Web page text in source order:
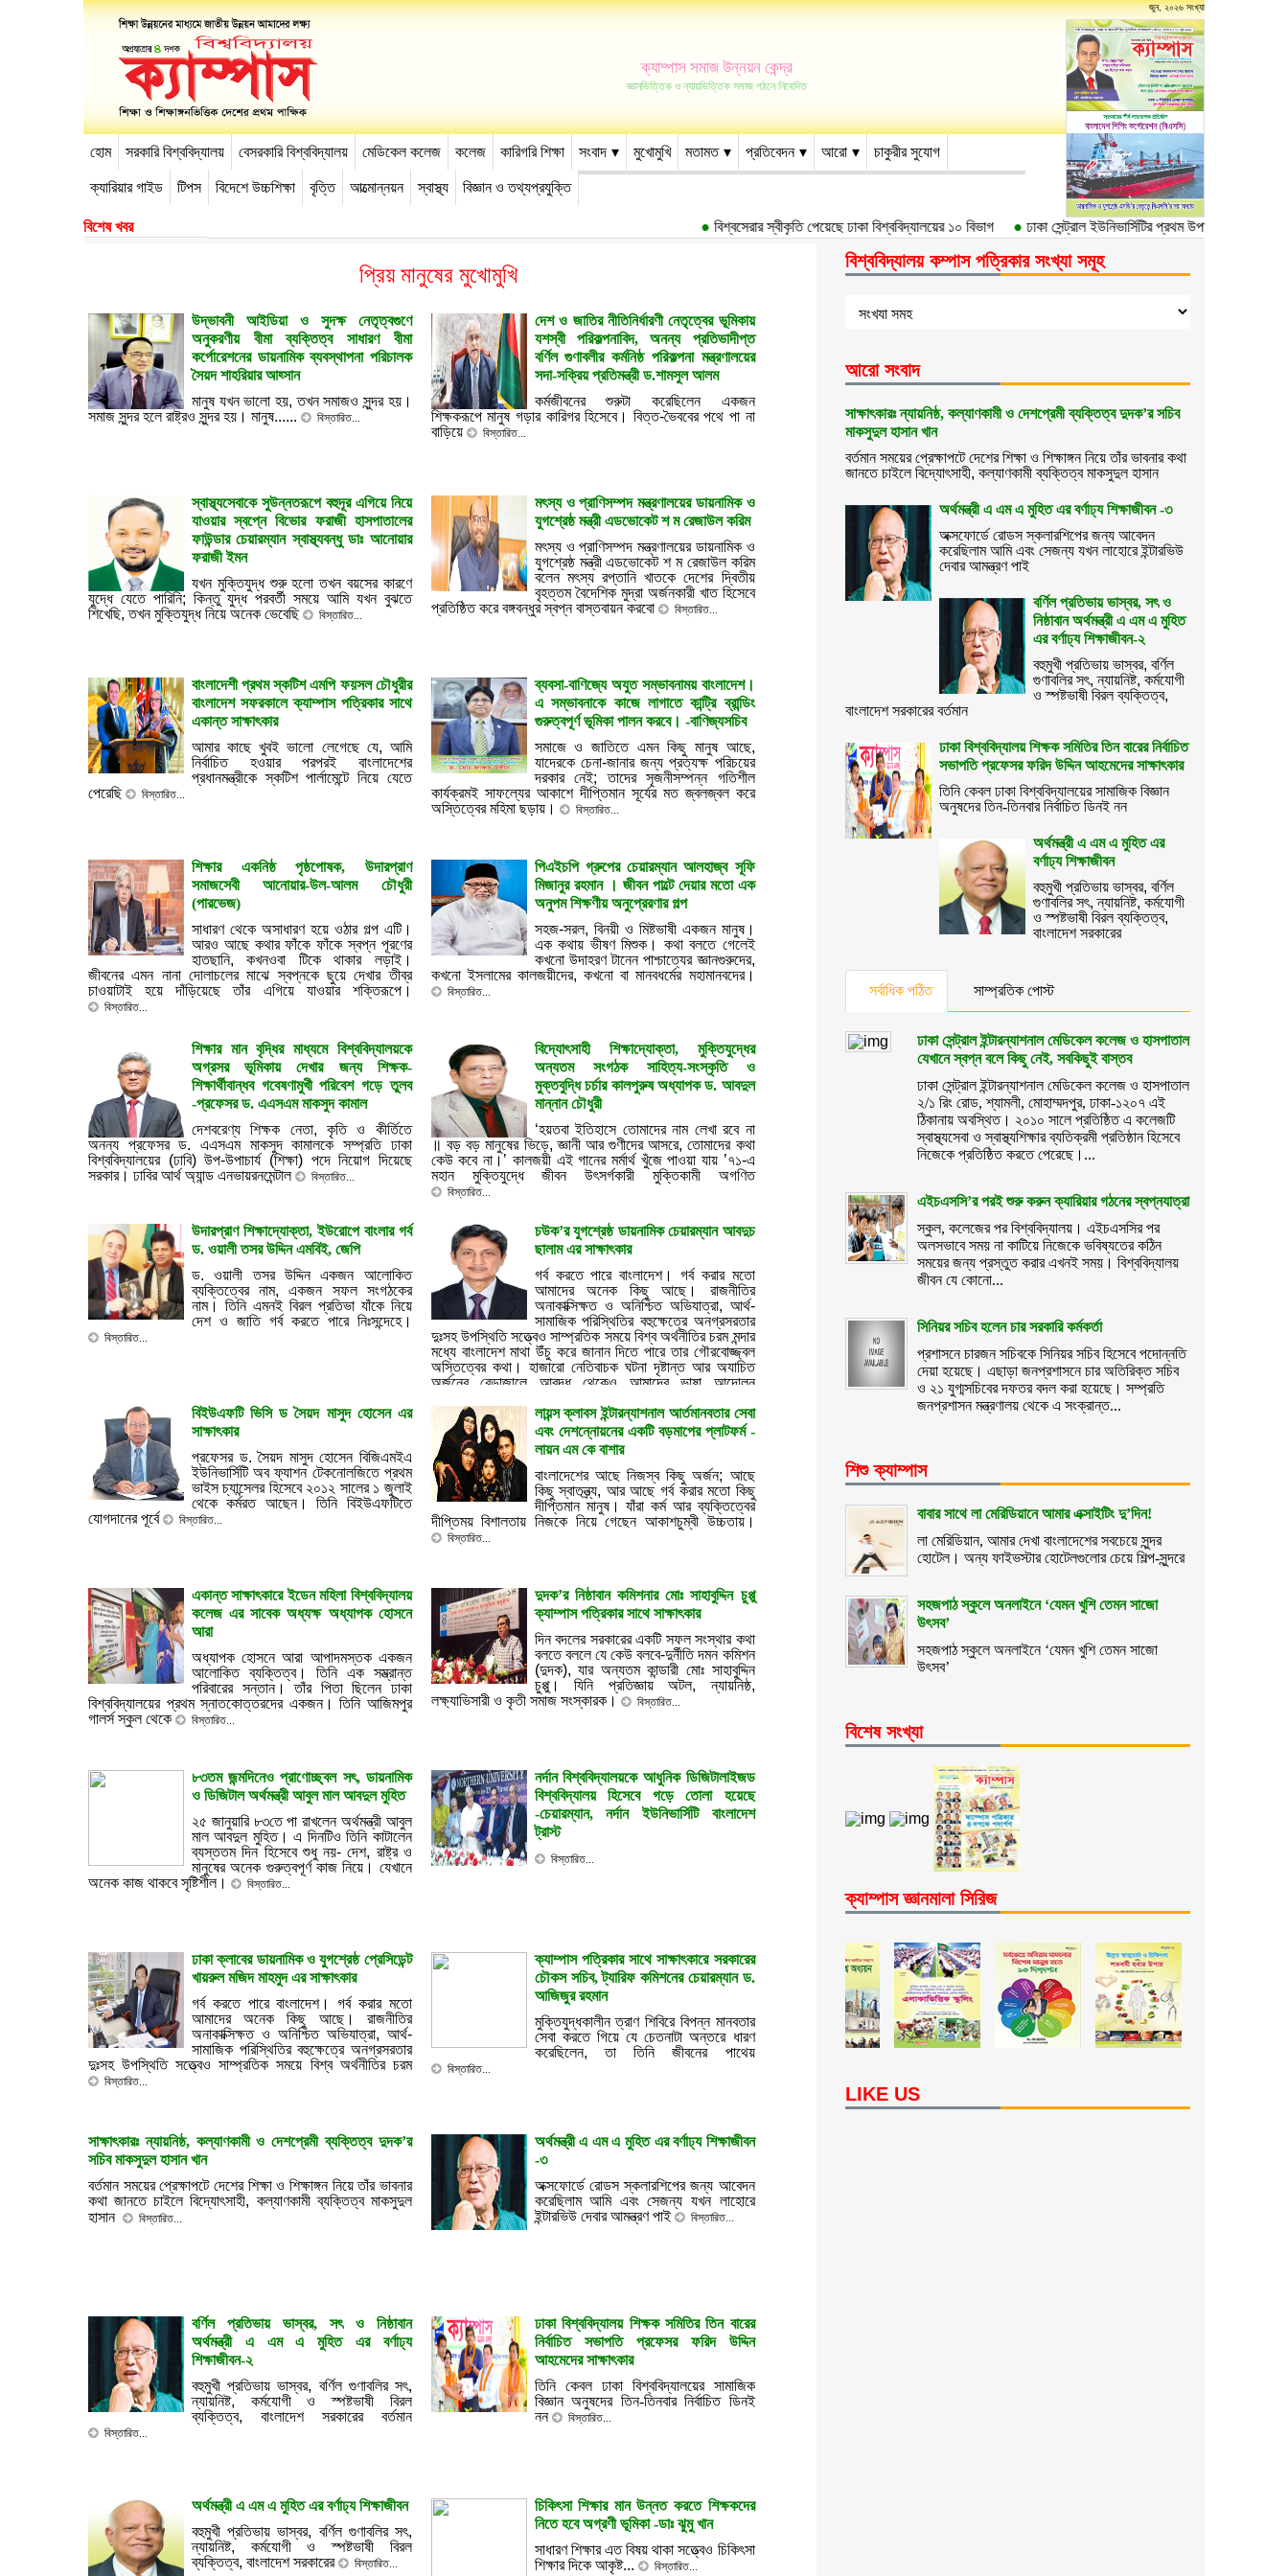
ক্যাম্পাস সমাজ উন্নয়ন কেন্দ্র
জ্ঞানভিত্তিক ও ন্যায়ভিত্তিক সমাজ গঠনে নিবেদিত
জুন, ২০২৬ সংখ্যা
হোম সরকারি বিশ্ববিদ্যালয় বেসরকারি বিশ্ববিদ্যালয় মেডিকেল কলেজ কলেজ কারিগরি শিক্ষা সংবাদ মুখোমুখি মতামত প্রতিবেদন আরো চাকুরীর সুযোগ
ক্যারিয়ার গাইড টিপস বিদেশে উচ্চশিক্ষা বৃত্তি আত্মোন্নয়ন স্বাস্থ্য বিজ্ঞান ও তথ্যপ্রযুক্তি
-->
বিশেষ খবর বিশ্বসেরার স্বীকৃতি পেয়েছে ঢাকা বিশ্ববিদ্যালয়ের ১০ বিভাগ ●ঢাকা সেন্ট্রাল ইউনিভার্সিটির প্রথম উপাচার্য ড. আবদুল হাছিব
প্রিয় মানুষের মুখোমুখি
উদ্ভাবনী আইডিয়া ও সুদক্ষ নেতৃত্বগুণে
অনুকরণীয় বীমা ব্যক্তিত্ব সাধারণ বীমা
কর্পোরেশনের ডায়নামিক ব্যবস্থাপনা পরিচালক
সৈয়দ শাহরিয়ার আহ্সান
মানুষ যখন ভালো হয়, তখন সমাজও সুন্দর হয়।
সমাজ সুন্দর হলে রাষ্ট্রও সুন্দর হয়। মানুষ......
বিস্তারিত...
দেশ ও জাতির নীতিনির্ধারণী নেতৃত্বের ভূমিকায়
যশস্বী পরিকল্পনাবিদ, অনন্য প্রতিভাদীপ্ত
বর্ণিল গুণাবলীর কর্মনিষ্ঠ পরিকল্পনা মন্ত্রণালয়ের
সদা-সক্রিয় প্রতিমন্ত্রী ড.শামসুল আলম
কর্মজীবনের শুরুটা করেছিলেন একজন
শিক্ষকরূপে মানুষ গড়ার কারিগর হিসেবে। বিত্ত-ভৈববের পথে পা না
বাড়িয়ে
বিস্তারিত...
স্বাস্থ্যসেবাকে সুউন্নতরূপে বহুদূর এগিয়ে নিয়ে
যাওয়ার স্বপ্নে বিভোর ফরাজী হাসপাতালের
ফাউন্ডার চেয়ারম্যান স্বাস্থ্যবন্ধু ডাঃ আনোয়ার
ফরাজী ইমন
যখন মুক্তিযুদ্ধ শুরু হলো তখন বয়সের কারণে
যুদ্ধে যেতে পারিনি; কিন্তু যুদ্ধ পরবর্তী সময়ে আমি যখন বুঝতে
শিখেছি, তখন মুক্তিযুদ্ধ নিয়ে অনেক ভেবেছি
বিস্তারিত...
মৎস্য ও প্রাণিসম্পদ মন্ত্রণালয়ের ডায়নামিক ও
যুগশ্রেষ্ঠ মন্ত্রী এডভোকেট শ ম রেজাউল করিম
মৎস্য ও প্রাণিসম্পদ মন্ত্রণালয়ের ডায়নামিক ও
যুগশ্রেষ্ঠ মন্ত্রী এডভোকেট শ ম রেজাউল করিম
বলেন মৎস্য রপ্তানি খাতকে দেশের দ্বিতীয়
বৃহত্তম বৈদেশিক মুদ্রা অর্জনকারী খাত হিসেবে
প্রতিষ্ঠিত করে বঙ্গবন্ধুর স্বপ্ন বাস্তবায়ন করবো
বিস্তারিত...
বাংলাদেশী প্রথম স্কটিশ এমপি ফয়সল চৌধুরীর
বাংলাদেশ সফরকালে ক্যাম্পাস পত্রিকার সাথে
একান্ত সাক্ষাৎকার
আমার কাছে খুবই ভালো লেগেছে যে, আমি
নির্বাচিত হওয়ার পরপরই বাংলাদেশের
প্রধানমন্ত্রীকে স্কটিশ পার্লামেন্টে নিয়ে যেতে
পেরেছি
বিস্তারিত...
ব্যবসা-বাণিজ্যে অযুত সম্ভাবনাময় বাংলাদেশ।
এ সম্ভাবনাকে কাজে লাগাতে কান্ট্রি ব্রান্ডিং
গুরুত্বপূর্ণ ভূমিকা পালন করবে। -বাণিজ্যসচিব
সমাজে ও জাতিতে এমন কিছু মানুষ আছে,
যাদেরকে চেনা-জানার জন্য প্রত্যক্ষ পরিচয়ের
দরকার নেই; তাদের সৃজনীসম্পন্ন গতিশীল
কার্যক্রমই সাফল্যের আকাশে দীপ্তিমান সূর্যের মত জ্বলজ্বল করে
অস্তিত্বের মহিমা ছড়ায়।
বিস্তারিত...
শিক্ষার একনিষ্ঠ পৃষ্ঠপোষক, উদারপ্রাণ
সমাজসেবী আনোয়ার-উল-আলম চৌধুরী
(পারভেজ)
সাধারণ থেকে অসাধারণ হয়ে ওঠার গল্প এটি।
আরও আছে কথার ফাঁকে ফাঁকে স্বপ্ন পূরণের
হাতছানি, কখনওবা টিকে থাকার লড়াই।
জীবনের এমন নানা দোলাচলের মাঝে স্বপ্নকে ছুয়ে দেখার তীব্র
চাওয়াটাই হয়ে দাঁড়িয়েছে তাঁর এগিয়ে যাওয়ার শক্তিরূপে।
বিস্তারিত...
পিএইচপি গ্রুপের চেয়ারম্যান আলহাজ্ব সূফি
মিজানুর রহমান । জীবন পাল্টে দেয়ার মতো এক
অনুপম শিক্ষণীয় অনুপ্রেরণার গল্প
সহজ-সরল, বিনয়ী ও মিষ্টভাষী একজন মানুষ।
এক কথায় ভীষণ মিশুক। কথা বলতে গেলেই
কখনো উদাহরণ টানেন পাশ্চাত্যের জ্ঞানগুরুদের,
কখনো ইসলামের কালজয়ীদের, কখনো বা মানবধর্মের মহামানবদের।
বিস্তারিত...
শিক্ষার মান বৃদ্ধির মাধ্যমে বিশ্ববিদ্যালয়কে
অগ্রসর ভূমিকায় দেখার জন্য শিক্ষক-
শিক্ষার্থীবান্ধব গবেষণামুখী পরিবেশ গড়ে তুলব
-প্রফেসর ড. এএসএম মাকসুদ কামাল
দেশবরেণ্য শিক্ষক নেতা, কৃতি ও কীর্তিতে
অনন্য প্রফেসর ড. এএসএম মাকসুদ কামালকে সম্প্রতি ঢাকা
বিশ্ববিদ্যালয়ের (ঢাবি) উপ-উপাচার্য (শিক্ষা) পদে নিয়োগ দিয়েছে
সরকার। ঢাবির আর্থ অ্যান্ড এনভায়রনমেন্টাল
বিস্তারিত...
বিদ্যোৎসাহী শিক্ষাদ্যোক্তা, মুক্তিযুদ্ধের
অন্যতম সংগঠক সাহিত্য-সংস্কৃতি ও
মুক্তবুদ্ধি চর্চার কালপুরুষ অধ্যাপক ড. আবদুল
মান্নান চৌধুরী
‘হয়তবা ইতিহাসে তোমাদের নাম লেখা রবে না
॥ বড় বড় মানুষের ভিড়ে, জ্ঞানী আর গুণীদের আসরে, তোমাদের কথা
কেউ কবে না।’ কালজয়ী এই গানের মর্মার্থ খুঁজে পাওয়া যায় ’৭১-এ
মহান মুক্তিযুদ্ধে জীবন উৎসর্গকারী মুক্তিকামী অগণিত
বিস্তারিত...
উদারপ্রাণ শিক্ষাদ্যোক্তা, ইউরোপে বাংলার গর্ব
ড. ওয়ালী তসর উদ্দিন এমবিই, জেপি
ড. ওয়ালী তসর উদ্দিন একজন আলোকিত
ব্যক্তিত্বের নাম, একজন সফল সংগঠকের
নাম। তিনি এমনই বিরল প্রতিভা যাঁকে নিয়ে
দেশ ও জাতি গর্ব করতে পারে নিঃসন্দেহে।
বিস্তারিত...
চউক’র যুগশ্রেষ্ঠ ডায়নামিক চেয়ারম্যান আবদুচ
ছালাম এর সাক্ষাৎকার
গর্ব করতে পারে বাংলাদেশ। গর্ব করার মতো
আমাদের অনেক কিছু আছে। রাজনীতির
অনাকাক্সিক্ষত ও অনিশ্চিত অভিযাত্রা, আর্থ-
সামাজিক পরিস্থিতির বহুক্ষেত্রে অনগ্রসরতার
দুঃসহ উপস্থিতি সত্ত্বেও সাম্প্রতিক সময়ে বিশ্ব অর্থনীতির চরম মন্দার
মধ্যে বাংলাদেশ মাথা উঁচু করে জানান দিতে পারে তার গৌরবোজ্জ্বল
অস্তিত্বের কথা। হাজারো নেতিবাচক ঘটনা দৃষ্টান্ত আর অযাচিত
অর্জনের বেড়াজালে আবদ্ধ থেকেও আমাদের ভাষা আন্দোলন
বিইউএফটি ভিসি ড সৈয়দ মাসুদ হোসেন এর
সাক্ষাৎকার
প্রফেসর ড. সৈয়দ মাসুদ হোসেন বিজিএমইএ
ইউনিভার্সিটি অব ফ্যাশন টেকনোলজিতে প্রথম
ভাইস চ্যান্সেলর হিসেবে ২০১২ সালের ১ জুলাই
থেকে কর্মরত আছেন। তিনি বিইউএফটিতে
যোগদানের পূর্বে
বিস্তারিত...
লায়ন্স ক্লাবস ইন্টারন্যাশনাল আর্তমানবতার সেবা
এবং দেশন্নোয়নের একটি বড়মাপের প্লাটফর্ম -
লায়ন এম কে বাশার
বাংলাদেশের আছে নিজস্ব কিছু অর্জন; আছে
কিছু স্বাতন্ত্র্য, আর আছে গর্ব করার মতো কিছু
দীপ্তিমান মানুষ। যাঁরা কর্ম আর ব্যক্তিত্বের
দীপ্তিময় বিশালতায় নিজকে নিয়ে গেছেন আকাশচুম্বী উচ্চতায়।
বিস্তারিত...
একান্ত সাক্ষাৎকারে ইডেন মহিলা বিশ্ববিদ্যালয়
কলেজ এর সাবেক অধ্যক্ষ অধ্যাপক হোসনে
আরা
অধ্যাপক হোসনে আরা আপাদমস্তক একজন
আলোকিত ব্যক্তিত্ব। তিনি এক সম্ভ্রান্ত
পরিবারের সন্তান। তাঁর পিতা ছিলেন ঢাকা
বিশ্ববিদ্যালয়ের প্রথম স্নাতকোত্তরদের একজন। তিনি আজিমপুর
গালর্স স্কুল থেকে
বিস্তারিত...
দুদক’র নিষ্ঠাবান কমিশনার মোঃ সাহাবুদ্দিন চুপ্পু
ক্যাম্পাস পত্রিকার সাথে সাক্ষাৎকার
দিন বদলের সরকারের একটি সফল সংস্থার কথা
বলতে বললে যে কেউ বলবে-দুর্নীতি দমন কমিশন
(দুদক), যার অন্যতম কান্ডারী মোঃ সাহাবুদ্দিন
চুপ্পু। যিনি প্রতিজ্ঞায় অটল, ন্যায়নিষ্ঠ,
লক্ষ্যাভিসারী ও কৃতী সমাজ সংস্কারক।
বিস্তারিত...
৮৩তম জন্মদিনেও প্রাণোচ্ছ্বল সৎ, ডায়নামিক
ও ডিজিটাল অর্থমন্ত্রী আবুল মাল আবদুল মুহিত
২৫ জানুয়ারি ৮৩তে পা রাখলেন অর্থমন্ত্রী আবুল
মাল আবদুল মুহিত। এ দিনটিও তিনি কাটালেন
ব্যস্ততম দিন হিসেবে শুধু নয়- দেশ, রাষ্ট্র ও
মানুষের অনেক গুরুত্বপূর্ণ কাজ নিয়ে। যেখানে
অনেক কাজ থাকবে সৃষ্টিশীল।
বিস্তারিত...
নর্দান বিশ্ববিদ্যালয়কে আধুনিক ডিজিটালাইজড
বিশ্ববিদ্যালয় হিসেবে গড়ে তোলা হয়েছে
-চেয়ারম্যান, নর্দান ইউনিভার্সিটি বাংলাদেশ
ট্রাস্ট
বিস্তারিত...
ঢাকা ক্লাবের ডায়নামিক ও যুগশ্রেষ্ঠ প্রেসিডেন্ট
খায়রুল মজিদ মাহমুদ এর সাক্ষাৎকার
গর্ব করতে পারে বাংলাদেশ। গর্ব করার মতো
আমাদের অনেক কিছু আছে। রাজনীতির
অনাকাক্সিক্ষত ও অনিশ্চিত অভিযাত্রা, আর্থ-
সামাজিক পরিস্থিতির বহুক্ষেত্রে অনগ্রসরতার
দুঃসহ উপস্থিতি সত্ত্বেও সাম্প্রতিক সময়ে বিশ্ব অর্থনীতির চরম
বিস্তারিত...
ক্যাম্পাস পত্রিকার সাথে সাক্ষাৎকারে সরকারের
চৌকস সচিব, ট্যারিফ কমিশনের চেয়ারম্যান ড.
আজিজুর রহমান
মুক্তিযুদ্ধকালীন ত্রাণ শিবিরে বিপন্ন মানবতার
সেবা করতে গিয়ে যে চেতনাটা অন্তরে ধারণ
করেছিলেন, তা তিনি জীবনের পাথেয়
বিস্তারিত...
সাক্ষাৎকার‍ঃ ন্যায়নিষ্ঠ, কল্যাণকামী ও দেশপ্রেমী ব্যক্তিত্ব দুদক’র
সচিব মাকসুদুল হাসান খান
বর্তমান সময়ের প্রেক্ষাপটে দেশের শিক্ষা ও শিক্ষাঙ্গন নিয়ে তাঁর ভাবনার
কথা জানতে চাইলে বিদ্যোৎসাহী, কল্যাণকামী ব্যক্তিত্ব মাকসুদুল
হাসান
বিস্তারিত...
অর্থমন্ত্রী এ এম এ মুহিত এর বর্ণাঢ্য শিক্ষাজীবন
-৩
অক্সফোর্ডে রোডস স্কলারশিপের জন্য আবেদন
করেছিলাম আমি এবং সেজন্য যখন লাহোরে
ইন্টারভিউ দেবার আমন্ত্রণ পাই
বিস্তারিত...
বর্ণিল প্রতিভায় ভাস্বর, সৎ ও নিষ্ঠাবান
অর্থমন্ত্রী এ এম এ মুহিত এর বর্ণাঢ্য
শিক্ষাজীবন-২
বহুমুখী প্রতিভায় ভাস্বর, বর্ণিল গুণাবলির সৎ,
ন্যায়নিষ্ট, কর্মযোগী ও
স্পষ্টভাষী বিরল
ব্যক্তিত্ব, বাংলাদেশ সরকারের বর্তমান
বিস্তারিত...
ঢাকা বিশ্ববিদ্যালয় শিক্ষক সমিতির তিন বারের
নির্বাচিত সভাপতি প্রফেসর ফরিদ উদ্দিন
আহমেদের সাক্ষাৎকার
তিনি কেবল ঢাকা বিশ্ববিদ্যালয়ের সামাজিক
বিজ্ঞান অনুষদের তিন-তিনবার নির্বাচিত ডিনই
নন
বিস্তারিত...
অর্থমন্ত্রী এ এম এ মুহিত এর বর্ণাঢ্য শিক্ষাজীবন
বহুমুখী প্রতিভায় ভাস্বর, বর্ণিল গুণাবলির সৎ,
ন্যায়নিষ্ট, কর্মযোগী ও স্পষ্টভাষী বিরল
ব্যক্তিত্ব, বাংলাদেশ সরকারের বিস্তারিত...
চিকিৎসা শিক্ষার মান উন্নত করতে শিক্ষকদের
নিতে হবে অগ্রণী ভূমিকা -ডাঃ ঝুমু খান
সাধারণ শিক্ষার এত বিষয় থাকা সত্ত্বেও চিকিৎসা
শিক্ষার দিকে আকৃষ্ট...
বিস্তারিত...
বিশ্ববিদ্যালয় কম্পাস পত্রিকার সংখ্যা সমূহ
আরো সংবাদ
সাক্ষাৎকার‍ঃ ন্যায়নিষ্ঠ, কল্যাণকামী ও দেশপ্রেমী ব্যক্তিত্ব দুদক’র সচিব
মাকসুদুল হাসান খান
বর্তমান সময়ের প্রেক্ষাপটে দেশের শিক্ষা ও শিক্ষাঙ্গন নিয়ে তাঁর ভাবনার কথা
জানতে চাইলে বিদ্যোৎসাহী, কল্যাণকামী ব্যক্তিত্ব মাকসুদুল হাসান
অর্থমন্ত্রী এ এম এ মুহিত এর বর্ণাঢ্য শিক্ষাজীবন -৩
অক্সফোর্ডে রোডস স্কলারশিপের জন্য আবেদন
করেছিলাম আমি এবং সেজন্য যখন লাহোরে ইন্টারভিউ
দেবার আমন্ত্রণ পাই
বর্ণিল প্রতিভায় ভাস্বর, সৎ ও
নিষ্ঠাবান অর্থমন্ত্রী এ এম এ মুহিত
এর বর্ণাঢ্য শিক্ষাজীবন-২
বহুমুখী প্রতিভায় ভাস্বর, বর্ণিল
গুণাবলির সৎ,ন্যায়নিষ্ট, কর্মযোগী
ও স্পষ্টভাষী বিরল ব্যক্তিত্ব,
বাংলাদেশ সরকারের বর্তমান
ঢাকা বিশ্ববিদ্যালয় শিক্ষক সমিতির তিন বারের নির্বাচিত
সভাপতি প্রফেসর ফরিদ উদ্দিন আহমেদের সাক্ষাৎকার
তিনি কেবল ঢাকা বিশ্ববিদ্যালয়ের সামাজিক বিজ্ঞান
অনুষদের তিন-তিনবার নির্বাচিত ডিনই নন
অর্থমন্ত্রী এ এম এ মুহিত এর
বর্ণাঢ্য শিক্ষাজীবন
বহুমুখী প্রতিভায় ভাস্বর, বর্ণিল
গুণাবলির সৎ,ন্যায়নিষ্ট, কর্মযোগী
ও স্পষ্টভাষী বিরল ব্যক্তিত্ব,
বাংলাদেশ সরকারের
সর্বাধিক পঠিত সাম্প্রতিক পোস্ট
ঢাকা সেন্ট্রাল ইন্টারন্যাশনাল মেডিকেল কলেজ ও হাসপাতাল
যেখানে স্বপ্ন বলে কিছু নেই, সবকিছুই বাস্তব
ঢাকা সেন্ট্রাল ইন্টারন্যাশনাল মেডিকেল কলেজ ও হাসপাতাল
২/১ রিং রোড, শ্যামলী, মোহাম্মদপুর, ঢাকা-১২০৭ এই
ঠিকানায় অবস্থিত। ২০১০ সালে প্রতিষ্ঠিত এ কলেজটি
স্বাস্থ্যসেবা ও স্বাস্থ্যশিক্ষার ব্যতিক্রমী প্রতিষ্ঠান হিসেবে
নিজেকে প্রতিষ্ঠিত করতে পেরেছে।...
এইচএসসি’র পরই শুরু করুন ক্যারিয়ার গঠনের স্বপ্নযাত্রা
স্কুল, কলেজের পর বিশ্ববিদ্যালয়। এইচএসসির পর
অলসভাবে সময় না কাটিয়ে নিজেকে ভবিষ্যতের কঠিন
সময়ের জন্য প্রস্তুত করার এখনই সময়। বিশ্ববিদ্যালয়
জীবন যে কোনো...
সিনিয়র সচিব হলেন চার সরকারি কর্মকর্তা
প্রশাসনে চারজন সচিবকে সিনিয়র সচিব হিসেবে পদোন্নতি
দেয়া হয়েছে। এছাড়া জনপ্রশাসনে চার অতিরিক্ত সচিব
ও ২১ যুগ্মসচিবের দফতর বদল করা হয়েছে। সম্প্রতি
জনপ্রশাসন মন্ত্রণালয় থেকে এ সংক্রান্ত...
শিশু ক্যাম্পাস
বাবার সাথে লা মেরিডিয়ানে আমার এক্সাইটিং দু’দিন!
লা মেরিডিয়ান, আমার দেখা বাংলাদেশের সবচেয়ে সুন্দর
হোটেল। অন্য ফাইভস্টার হোটেলগুলোর চেয়ে শিল্প-সুন্দরে
সহজপাঠ স্কুলে অনলাইনে ‘যেমন খুশি তেমন সাজো
উৎসব’
সহজপাঠ স্কুলে অনলাইনে ‘যেমন খুশি তেমন সাজো
উৎসব’
বিশেষ সংখ্যা
ক্যাম্পাস জ্ঞানমালা সিরিজ
LIKE US